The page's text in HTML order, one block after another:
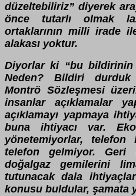
düzeltebiliriz” diyerek
önce tutarlı olmak
ortaklarının milli irade
alakası yoktur.
Diyorlar ki “bu bildirinin
Neden? Bildiri durduk
Montrö Sözleşmesi
insanlar açıklamalar
açıklamayı yapmaya
buna ihtiyacı var.
yönetemiyorlar, telefon
telefon gelmiyor. Geri
doğalgaz gemilerini
tutunacak dala
konusu buldular, şamata